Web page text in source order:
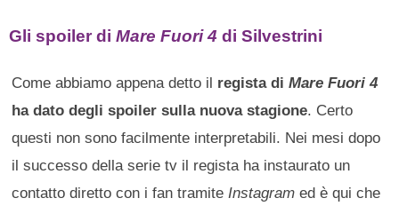
Gli spoiler di Mare Fuori 4 di Silvestrini
Come abbiamo appena detto il regista diMare Fuori 4
ha dato degli spoiler sulla nuova stagione. Certo
questi non sono facilmente interpretabili. Nei mesi dopo
il successo della serie tv il regista ha instaurato un
contatto diretto con i fan tramiteInstagram ed è qui che